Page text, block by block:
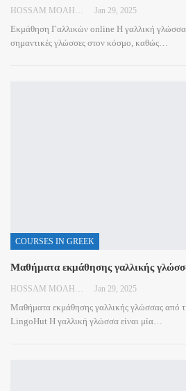
Jan 29, 2025
Εκμάθηση Γαλλικών online Η γαλλική γλώσσα
σημαντικές γλώσσες στον κόσμο, καθώς
COURSES IN GREEK
Μαθήματα εκμάθησης γαλλικής
HOSSAM MOAHMED Jan 29, 2025
Μαθήματα εκμάθησης γαλλικής γλώσσας από
LingoHut Η γαλλική γλώσσα είναι μία…